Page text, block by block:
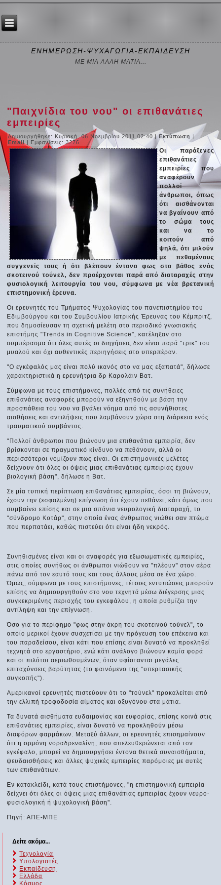
ΕΝΗΜΕΡΩΣΗ-ΨΥΧΑΓΩΓΙΑ-ΕΚΠΑΙΔΕΥΣΗ
ΜΕ ΜΙΑ ΑΛΛΗ ΜΑΤΙΑ...
"Παιχνίδια του νου" οι επιθανάτιες
εμπειρίες
Δημιουργήθηκε: Κυριακή, 06 Νοεμβρίου 2011 02:40 |Εκτύπωση |
Email | Εμφανίσεις: 3276
Οι παράξενες
επιθανάτιες
εμπειρίες που
αναφέρουν
πολλοί
άνθρωποι, όπως
ότι αισθάνονται
να βγαίνουν από
το σώμα τους
και να το
κοιτούν από
ψηλά, ότι μιλούν
με πεθαμένους
συγγενείς τους ή ότι βλέπουν έντονο φως στο βάθος ενός
σκοτεινού τούνελ, δεν προέρχονται παρά από διαταραχές στην
φυσιολογική λειτουργία του νου, σύμφωνα με νέα βρετανική
επιστημονική έρευνα.
Οι ερευνητές του Τμήματος Ψυχολογίας του πανεπιστημίου του
Εδιμβούργου και του Συμβουλίου Ιατρικής Έρευνας του Κέμπριτζ,
που δημοσίευσαν τη σχετική μελέτη στο περιοδικό γνωσιακής
επιστήμης "Trends in Cognitive Science", κατέληξαν στο
συμπέρασμα ότι όλες αυτές οι διηγήσεις δεν είναι παρά "τρικ" του
μυαλού και όχι αυθεντικές περιηγήσεις στο υπερπέραν.
"Ο εγκέφαλός μας είναι πολύ ικανός στο να μας εξαπατά", δήλωσε
χαρακτηριστικά η ερευνήτρια δρ Καρολάιν Βατ.
Σύμφωνα με τους επιστήμονες, πολλές από τις συνήθειες
επιθανάτιες αναφορές μπορούν να εξηγηθούν με βάση την
προσπάθεια του νου να βγάλει νόημα από τις ασυνήθιστες
αισθήσεις και αντιλήψεις που λαμβάνουν χώρα στη διάρκεια ενός
τραυματικού συμβάντος.
"Πολλοί άνθρωποι που βιώνουν μια επιθανάτια εμπειρία, δεν
βρίσκονται σε πραγματικό κίνδυνο να πεθάνουν, αλλά οι
περισσότεροι νομίζουν πως είναι. Οι επιστημονικές μελέτες
δείχνουν ότι όλες οι όψεις μιας επιθανάτιας εμπειρίας έχουν
βιολογική βάση", δήλωσε η Βατ.
Σε μία τυπική περίπτωση επιθανάτιας εμπειρίας, όσοι τη βιώνουν,
έχουν την (εσφαλμένη) επίγνωση ότι έχουν πεθάνει, κάτι όμως που
συμβαίνει επίσης και σε μια σπάνια νευρολογική διαταραχή, το
"σύνδρομο Κοτάρ", στην οποία ένας άνθρωπος νιώθει σαν πτώμα
που περπατάει, καθώς πιστεύει ότι είναι ήδη νεκρός.
Συνηθισμένες είναι και οι αναφορές για εξωσωματικές εμπειρίες,
στις οποίες συνήθως οι άνθρωποι νιώθουν να "πλέουν" στον αέρα
πάνω από τον εαυτό τους και τους άλλους μέσα σε ένα χώρο.
Όμως, σύμφωνα με τους επιστήμονες, τέτοιες εντυπώσεις μπορούν
επίσης να δημιουργηθούν στο νου τεχνητά μέσω διέγερσης μιας
συγκεκριμένης περιοχής του εγκεφάλου, η οποία ρυθμίζει την
αντίληψη και την επίγνωση.
Όσο για το περίφημο "φως στην άκρη του σκοτεινού τούνελ", το
οποίο μερικοί έχουν συσχετίσει με την πρόγευση του επέκεινα και
του παραδείσου, είναι κάτι που επίσης είναι δυνατό να προκληθεί
τεχνητά στο εργαστήριο, ενώ κάτι ανάλογο βιώνουν καμία φορά
και οι πιλότοι αεριωθουμένων, όταν υφίστανται μεγάλες
επιταχύνσεις βαρύτητας (το φαινόμενο της "υπερτασικής
συγκοπής").
Αμερικανοί ερευνητές πιστεύουν ότι το "τούνελ" προκαλείται από
την ελλιπή τροφοδοσία αίματος και οξυγόνου στα μάτια.
Τα δυνατά αισθήματα ευδαιμονίας και ευφορίας, επίσης κοινά στις
επιθανάτιες εμπειρίες, είναι δυνατό να προκληθούν μέσω
διαφόρων φαρμάκων. Μεταξύ άλλων, οι ερευνητές επισημαίνουν
ότι η ορμόνη νοραδρεναλίνη, που απελευθερώνεται από τον
εγκέφαλο, μπορεί να δημιουργήσει έντονα θετικά συναισθήματα,
ψευδαισθήσεις και άλλες ψυχικές εμπειρίες παρόμοιες με αυτές
των επιθανάτιων.
Εν κατακλείδι, κατά τους επιστήμονες, "η επιστημονική εμπειρία
δείχνει ότι όλες οι όψεις μιας επιθανάτιας εμπειρίας έχουν νευρο-
φυσιολογική ή ψυχολογική βάση".
Πηγή: ΑΠΕ-ΜΠΕ
Δείτε ακόμα...
Τεχνολογία
Υπολογιστές
Εκπαίδευση
Ελλάδα
Κόσμος